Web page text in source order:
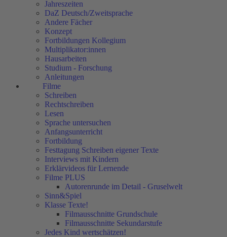
Jahreszeiten
DaZ Deutsch/Zweitsprache
Andere Fächer
Konzept
Fortbildungen Kollegium
Multiplikator:innen
Hausarbeiten
Studium - Forschung
Anleitungen
Filme
Schreiben
Rechtschreiben
Lesen
Sprache untersuchen
Anfangsunterricht
Fortbildung
Festtagung Schreiben eigener Texte
Interviews mit Kindern
Erklärvideos für Lernende
Filme PLUS
Autorenrunde im Detail - Gruselwelt
Sinn&Spiel
Klasse Texte!
Filmausschnitte Grundschule
Filmausschnitte Sekundarstufe
Jedes Kind wertschätzen!